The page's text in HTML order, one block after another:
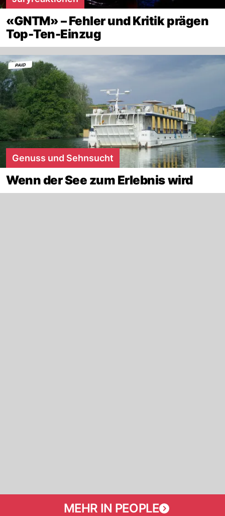
«GNTM» – Fehler und Kritik prägen
Top-Ten-Einzug
Genuss und Sehnsucht
Wenn der See zum Erlebnis wird
MEHR IN PEOPLE